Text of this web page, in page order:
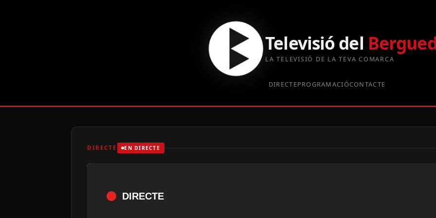
Televisió del
LA TELEVISIÓ DE LA TEVA COMARCA
DIRECTEPROGRAMACIÓCONTACTE
DIRECTE EN DIRECTE
DIRECTE